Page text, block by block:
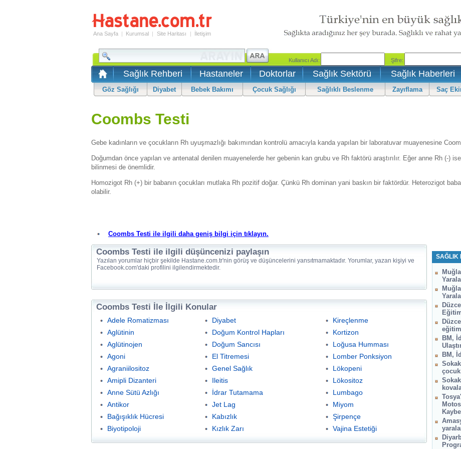
Ana Sayfa | Kurumsal | Site Haritası | İletişim
Sağlık Rehberi Hastaneler Doktorlar Sağlık Sektörü Sağlık Haberleri
Göz Sağlığı Diyabet Bebek Bakımı Çocuk Sağlığı Sağlıklı Beslenme Zayıflama Saç
Coombs Testi
Gebe kadınların ve çocukların Rh uyuşmazlığı bakımından kontrolü amacıyla kanda yapılan bir laboratuvar muayenesine
Doğumdan önce yapılan ve antenatal denilen muayenelerde her gebenin kan grubu ve Rh faktörü araştırılır. Eğer anne Rh (-)
bilinmesi de önemlidir.
Homozigot Rh (+) bir babanın çocukları mutlaka Rh pozitif doğar. Çünkü Rh dominan yani baskın bir faktördür. Heterozigot
olabilir.
Coombs Testi ile ilgili daha geniş bilgi için tıklayın.
Coombs Testi ile ilgili düşüncenizi paylaşın
Yazılan yorumlar hiçbir şekilde Hastane.com.tr'nin görüş ve düşüncelerini yansıtmamaktadır. Yorumlar, yazan kişiyi ve
Facebook.com'daki profilini ilgilendirmektedir.
Coombs Testi İle İlgili Konular
Adele Romatizması Diyabet
Kireçlenme
Aglütinin
Doğum Kontrol Hapları
Kortizon
Aglütinojen
Doğum Sancısı
Loğusa Humması
Agoni
El Titremesi
Lomber Ponksiyon
Agraniilositoz
Genel Sağlık
Lökopeni
Amipli Dizanteri
Ileitis
Lökositoz
Anne Sütü Azlığı
İdrar Tutamama
Lumbago
Antikor
Jet Lag
Miyom
Bağışıklık Hücresi
Kabızlık
Şirpençe
Biyotipoloji
Kızlık Zarı Vajina Estetiği
SAĞLIK
BM,
BM,
çocuk